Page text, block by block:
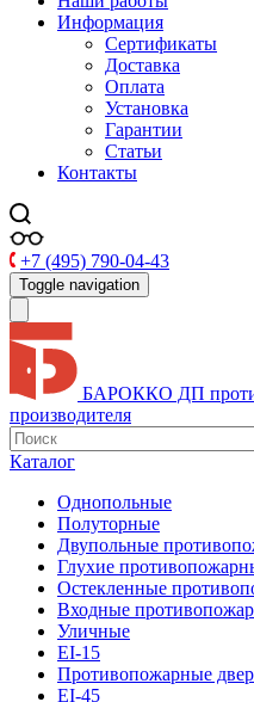
Информация
Сертификаты
Доставка
Оплата
Установка
Гарантии
Статьи
Контакты
+7 (495) 790-04-43
Toggle navigation
БАРОККО ДП
производителя
Каталог
Однопольные
Полуторные
Двупольные
Глухие
Остекленные
Входные
Уличные
EI-15
Противопожарные
EI-45